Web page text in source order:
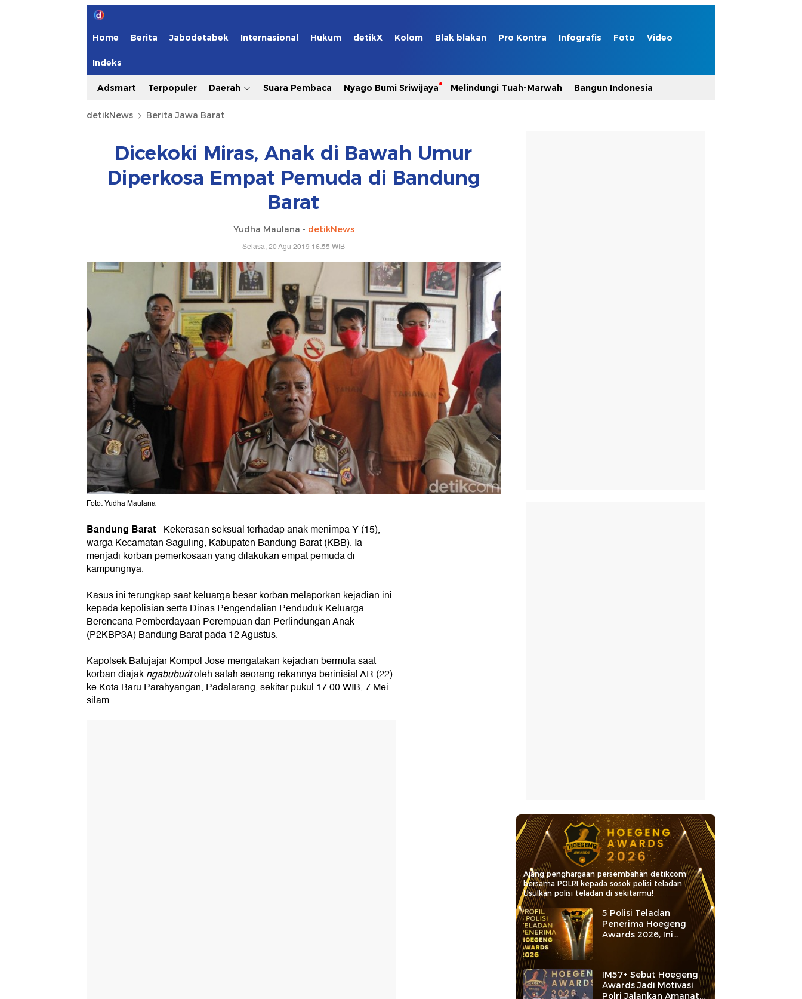
Home Berita Jabodetabek Internasional Hukum detikX Kolom Blak blakan Pro Kontra Infografis Foto Video
Indeks
Adsmart Terpopuler Daerah Suara Pembaca Nyago Bumi Sriwijaya Melindungi Tuah-Marwah Bangun Indonesia
detikNews Berita Jawa Barat
Dicekoki Miras, Anak di Bawah Umur
Diperkosa Empat Pemuda di Bandung
Barat
Yudha Maulana - detikNews
Selasa, 20 Agu 2019 16:55 WIB
Foto: Yudha Maulana
Bandung Barat-Kekerasan seksual terhadap anak menimpa Y (15),
warga Kecamatan Saguling, Kabupaten Bandung Barat (KBB). Ia
menjadi korban pemerkosaan yang dilakukan empat pemuda di
kampungnya.
Kasus ini terungkap saat keluarga besar korban melaporkan kejadian ini
kepada kepolisian serta Dinas Pengendalian Penduduk Keluarga
Berencana Pemberdayaan Perempuan dan Perlindungan Anak
(P2KBP3A) Bandung Barat pada 12 Agustus.
Kapolsek Batujajar Kompol Jose mengatakan kejadian bermula saat
korban diajakngabuburitoleh salah seorang rekannya berinisial AR (22)
ke Kota Baru Parahyangan, Padalarang, sekitar pukul 17.00 WIB, 7 Mei
silam.
Ajang penghargaan persembahan detikcom
bersama POLRI kepada sosok polisi teladan.
Usulkan polisi teladan di sekitarmu!
5 Polisi Teladan
Penerima Hoegeng
Awards 2026, Ini
Kategori dan Kiprahnya
IM57+ Sebut Hoegeng
Awards Jadi Motivasi
Polri Jalankan Amanat